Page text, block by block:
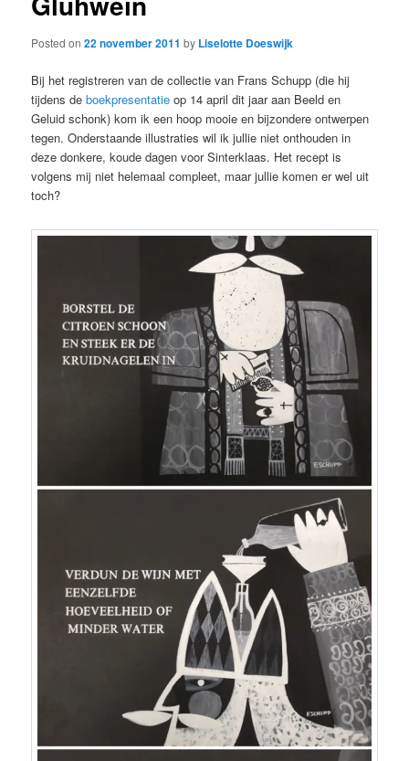
Posted on22 november 2011 by Liselotte Doeswijk
Bij het registreren van de collectie van Frans Schupp (die hij
tijdens de boekpresentatie op 14 april dit jaar aan Beeld en
Geluid schonk) kom ik een hoop mooie en bijzondere ontwerpen
tegen. Onderstaande illustraties wil ik jullie niet onthouden in
deze donkere, koude dagen voor Sinterklaas. Het recept is
volgens mij niet helemaal compleet, maar jullie komen er wel uit
toch?